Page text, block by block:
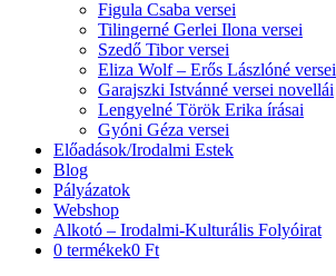
Figula Csaba versei
Tilingerné Gerlei Ilona versei
Szedő Tibor versei
Eliza Wolf – Erős Lászlóné versei
Garajszki Istvánné versei novellái
Lengyelné Török Erika írásai
Gyóni Géza versei
Előadások/Irodalmi Estek
Blog
Pályázatok
Webshop
Alkotó – Irodalmi-Kulturális Folyóirat
0 termékek0 Ft